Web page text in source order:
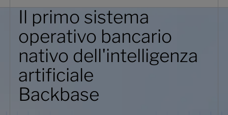
Il primo sistema
operativo bancario
nativo dell'intelligenza
artificiale
Backbase